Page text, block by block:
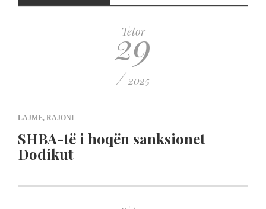
Tetor
29
/ 2025
LAJME, RAJONI
SHBA-të i hoqën sanksionet
Dodikut